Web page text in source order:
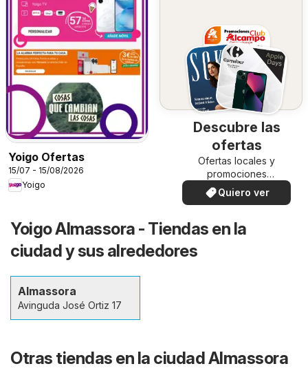
Yoigo Ofertas
15/07 - 15/08/2026
Yoigo
Descubre las
ofertas
Ofertas locales y
promociones
especiales.
Quiero ver
Yoigo Almassora - Tiendas en la
ciudad y sus alrededores
Almassora
Avinguda José Ortiz 17
Otras tiendas en la ciudad Almassora